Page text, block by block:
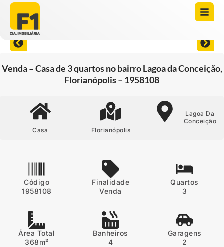
Venda – Casa de 3 quartos no bairro Lagoa da Conceição,
Florianópolis – 1958108
Casa Florianópolis
Lagoa Da
Conceição
Código
1958108
Finalidade
Venda
Quartos
3
Área Total
368m²
Banheiros
4
Garagens
2